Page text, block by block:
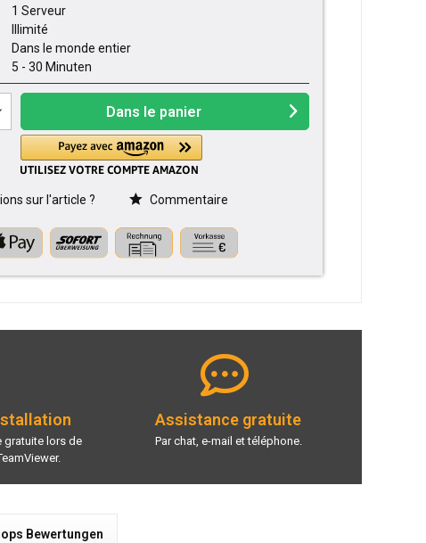
1 Serveur
Illimité
Dans le monde entier
5 - 30 Minuten
Dans le panier
sur l'article ? Commentaire
gratuite lors de
Assistance gratuite
Par chat, e-mail et téléphone.
Bewertungen